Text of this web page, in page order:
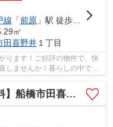
線 「前原」駅 徒歩19分
㎡
田喜野井１丁目
ります！ご好評の物件で、快
しませんか！暮らしの中で
田喜野井 中古戸建て